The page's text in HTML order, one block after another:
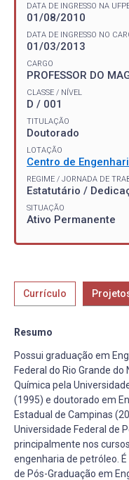
DATA DE INGRESSO NA
01/08/2010
DATA DE INGRESSO NO
01/03/2013
CARGO
PROFESSOR DO
CLASSE / NÍVEL
D / 001
TITULAÇÃO
Doutorado
LOTAÇÃO
Centro de
REGIME / JORNADA DE
Estatutário /
SITUAÇÃO
Ativo Permanente
Currículo
Resumo
Possui graduação em
Federal do Rio Grande
Química pela
(1995) e doutorado em
Estadual de Campinas
Universidade Federal de
principalmente nos
engenharia de petróleo.
de Pós-Graduação em